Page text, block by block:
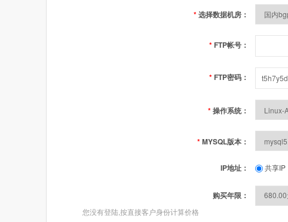
*选择数据机房：
* FTP帐号：
* FTP密码：
*操作系统：
*MYSQL版本：
IP地址： 共享IP
购买年限：
您没有登陆,按直接客户身份计算价格